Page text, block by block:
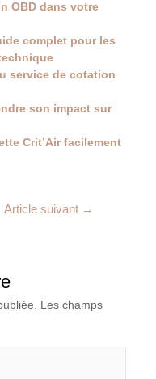
OBD dans votre
complet pour les
service de cotation
son impact sur
Crit’Air facilement
Article suivant →
Les champs